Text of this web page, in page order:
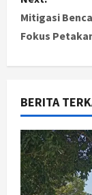
n
i
g
a
Mitigasi
Fokus
BERITA